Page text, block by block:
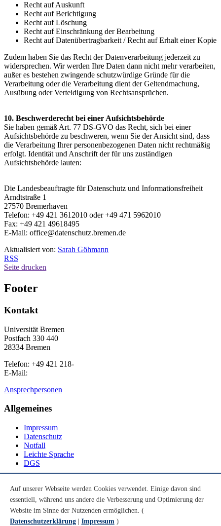
Recht auf Auskunft
Recht auf Berichtigung
Recht auf Löschung
Recht auf Einschränkung der Bearbeitung
Recht auf Datenübertragbarkeit / Recht auf Erhalt einer Kopie
Zudem haben Sie das Recht der Datenverarbeitung jederzeit zu
widersprechen. Wir werden Ihre Daten dann nicht mehr verarbeiten,
außer es bestehen zwingende schutzwürdige Gründe für die
Verarbeitung oder die Verarbeitung dient der Geltendmachung,
Ausübung oder Verteidigung von Rechtsansprüchen.
10. Beschwerderecht bei einer Aufsichtsbehörde
Sie haben gemäß Art. 77 DS-GVO das Recht, sich bei einer
Aufsichtsbehörde zu beschweren, wenn Sie der Ansicht sind, dass
die Verarbeitung Ihrer personenbezogenen Daten nicht rechtmäßig
erfolgt. Identität und Anschrift der für uns zuständigen
Aufsichtsbehörde lauten:
Die Landesbeauftragte für Datenschutz und Informationsfreiheit
Arndtstraße 1
27570 Bremerhaven
Telefon: +49 421 3612010 oder +49 471 5962010
Fax: +49 421 49618495
E-Mail: office@datenschutz.bremen.de
Aktualisiert von: Sarah Göhmann
RSS
Seite drucken
Footer
Kontakt
Universität Bremen
Postfach 330 440
28334 Bremen
Telefon: +49 421 218-
E-Mail:
Ansprechpersonen
Allgemeines
Impressum
Datenschutz
Notfall
Leichte Sprache
DGS
Youtube
Instagram
LinkedIn
Auf unserer Webseite werden Cookies verwendet. Einige davon sind
essentiell, während uns andere die Verbesserung und Optimierung der
Website im Sinne der Nutzenden ermöglichen. (
Datenschutzerklärung
Impressum )